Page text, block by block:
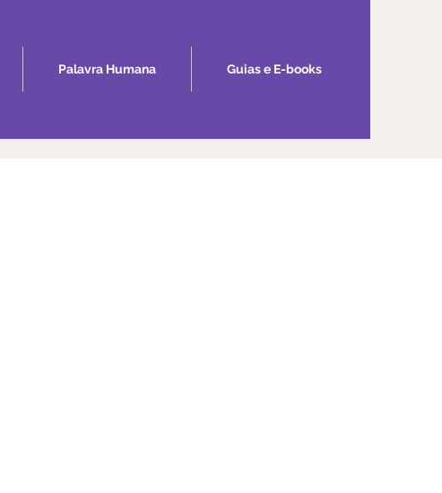
Palavra Humana Guias e E-books